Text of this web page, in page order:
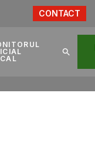
CONTACT